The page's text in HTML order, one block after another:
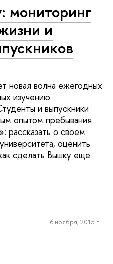
мониторинг
и
новая волна ежегодных
изучению
и выпускники
опытом пребывания
рассказать о своем
оценить
сделать Вышку еще
6 ноября, 2015 г.